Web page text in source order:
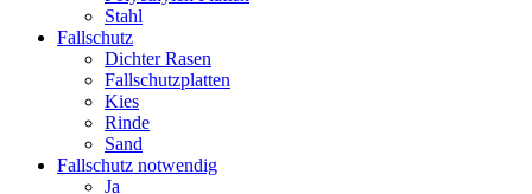
Stahl
Fallschutz
Dichter Rasen
Fallschutzplatten
Kies
Rinde
Sand
Fallschutz notwendig
Ja